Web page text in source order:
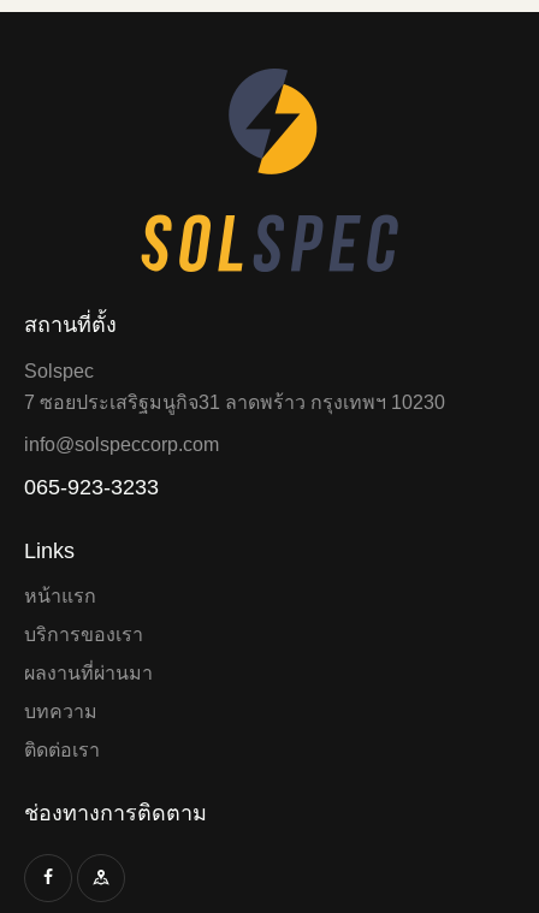
สถานที่ตั้ง
Solspec
7 ซอยประเสริฐมนูกิจ31 ลาดพร้าว กรุงเทพฯ 10230
info@solspeccorp.com
065-923-3233
Links
หน้าแรก
บริการของเรา
ผลงานที่ผ่านมา
บทความ
ติดต่อเรา
ช่องทางการติดตาม